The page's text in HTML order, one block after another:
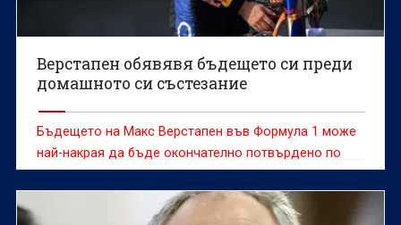
Верстапен обявявя бъдещето си преди
домашното си състезание
Бъдещето на Макс Верстапен във Формула 1 може
най-накрая да бъде окончателно потвърдено по
време на състезателния уикенд за Гран При на
Нидерландия на пистата "Зандворт", смята бившият
нидерландски пилот Роберт Доорнбос